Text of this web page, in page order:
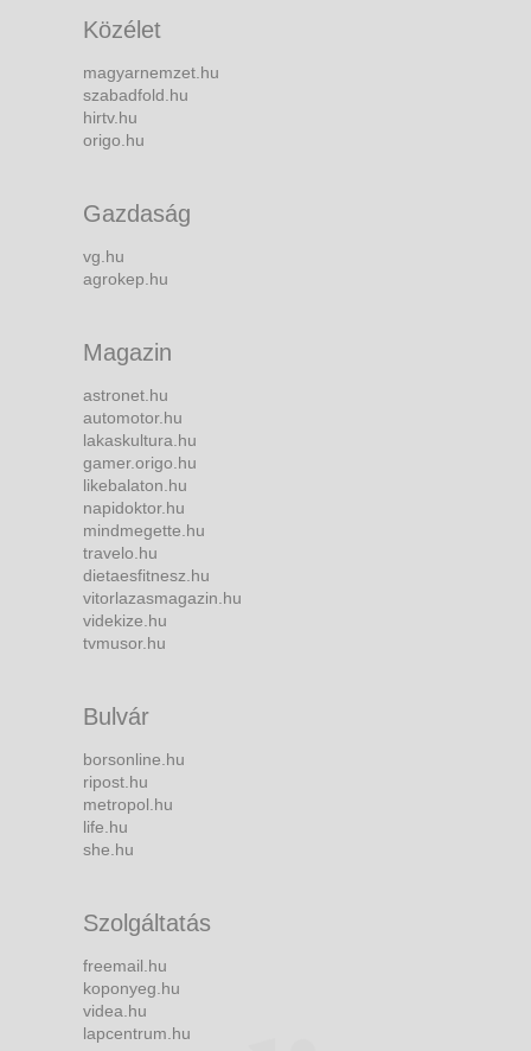
Közélet
magyarnemzet.hu
szabadfold.hu
hirtv.hu
origo.hu
Gazdaság
vg.hu
agrokep.hu
Magazin
astronet.hu
automotor.hu
lakaskultura.hu
gamer.origo.hu
likebalaton.hu
napidoktor.hu
mindmegette.hu
travelo.hu
dietaesfitnesz.hu
vitorlazasmagazin.hu
videkize.hu
tvmusor.hu
Bulvár
borsonline.hu
ripost.hu
metropol.hu
life.hu
she.hu
Szolgáltatás
freemail.hu
koponyeg.hu
videa.hu
lapcentrum.hu